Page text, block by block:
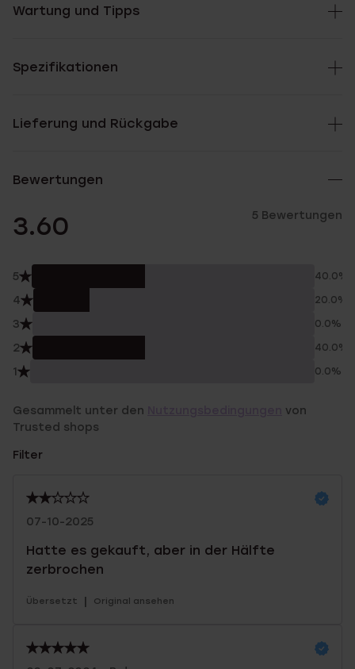
Wartung und Tipps
Spezifikationen
Lieferung und Rückgabe
Bewertungen
3.60 5 Bewertungen
5 40.0%
4 20.0%
3 0.0%
2 40.0%
1 0.0%
Gesammelt unter den
von
Trusted shops
Filter
07-10-2025
Hatte es gekauft, aber in der Hälfte
zerbrochen
Übersetzt | Original ansehen